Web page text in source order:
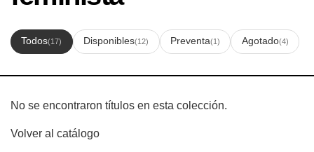
Todos(17) Disponibles(12) Preventa(1) Agotado(4)
No se encontraron títulos en esta colección.
Volver al catálogo